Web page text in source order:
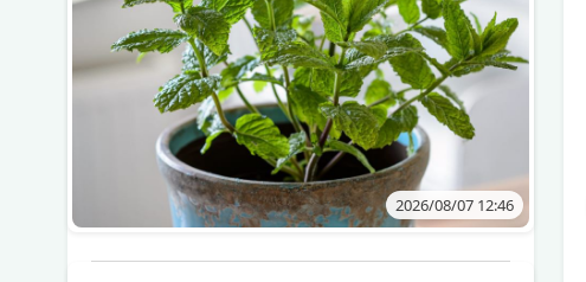
2026/08/07 12:46